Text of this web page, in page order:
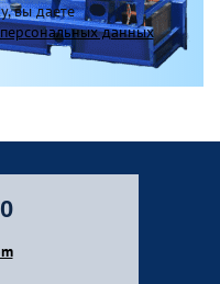
вы даете
данных